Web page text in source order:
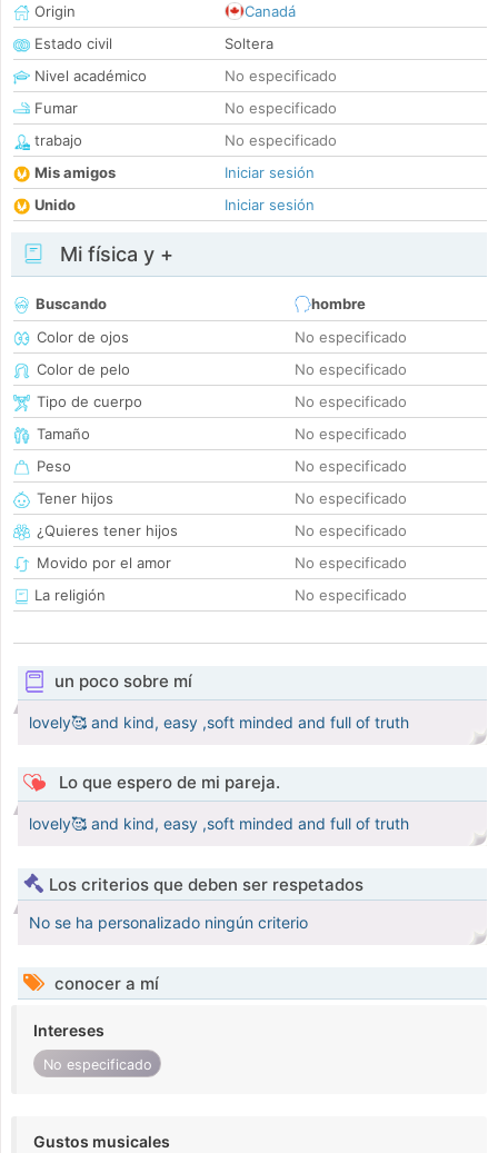
Origin
Canadá
Estado civil
Soltera
Nivel académico
No especificado
Fumar
No especificado
trabajo
No especificado
Mis amigos
Iniciar sesión
Unido
Iniciar sesión
Mi física y +
Buscando
hombre
Color de ojos
No especificado
Color de pelo
No especificado
Tipo de cuerpo
No especificado
Tamaño
No especificado
Peso
No especificado
Tener hijos
No especificado
¿Quieres tener hijos
No especificado
Movido por el amor
No especificado
La religión
No especificado
un poco sobre mí
lovely🥰 and kind, easy ,soft minded and full of truth
Lo que espero de mi pareja.
lovely🥰 and kind, easy ,soft minded and full of truth
Los criterios que deben ser respetados
No se ha personalizado ningún criterio
conocer a mí
Intereses
No especificado
Gustos musicales